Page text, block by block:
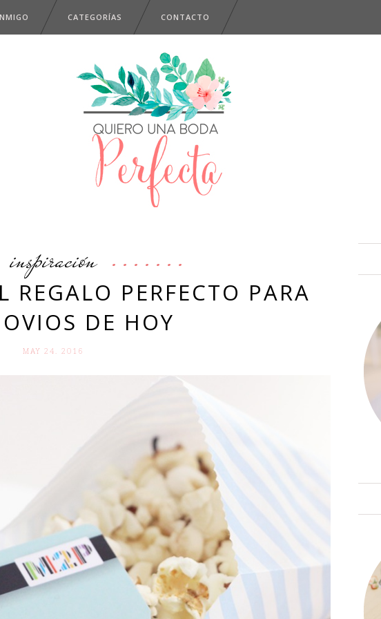
CATEGORÍAS CONTACTO
inspiración
REGALO PERFECTO PARA
DE HOY
MAY 24. 2016